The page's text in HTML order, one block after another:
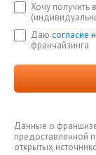
Хочу
Даю согласие
франчайзинга
Данные о
предоставленной
открытых